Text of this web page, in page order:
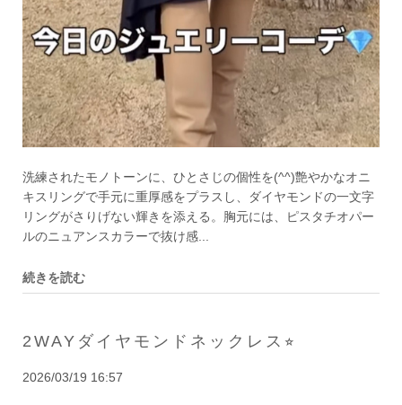
洗練されたモノトーンに、ひとさじの個性を(^^)艶やかなオニ
キスリングで手元に重厚感をプラスし、ダイヤモンドの一文字
リングがさりげない輝きを添える。胸元には、ピスタチオパー
ルのニュアンスカラーで抜け感...
続きを読む
2WAYダイヤモンドネックレス⭐︎
2026/03/19 16:57